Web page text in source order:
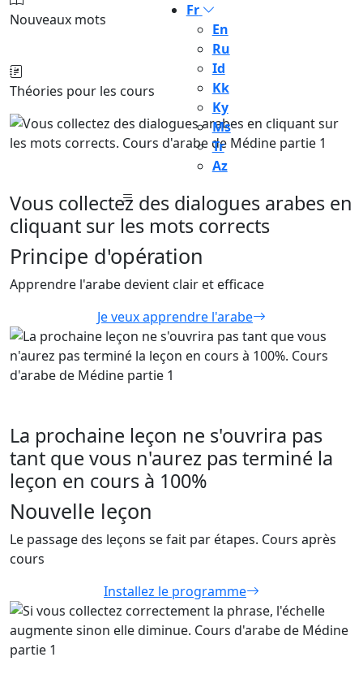
Fr
En
Ru
Id
Kk
Ky
Ms
Tr
Az
Nouveaux mots
Théories pour les cours
Vous collectez des dialogues arabes en
cliquant sur les mots corrects
Principe d'opération
Apprendre l'arabe devient clair et efficace
Je veux apprendre l'arabe
La prochaine leçon ne s'ouvrira pas
tant que vous n'aurez pas terminé la
leçon en cours à 100%
Nouvelle leçon
Le passage des leçons se fait par étapes. Cours après
cours
Installez le programme